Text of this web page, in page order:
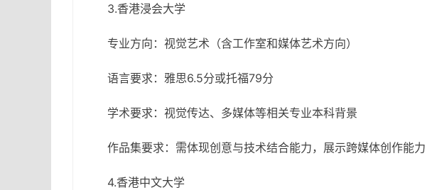
3.香港浸会大学
专业方向：视觉艺术（含工作室和媒体艺术方向）
语言要求：雅思6.5分或托福79分
学术要求：视觉传达、多媒体等相关专业本科背景
作品集要求：需体现创意与技术结合能力，展示跨媒体创作能力
4.香港中文大学